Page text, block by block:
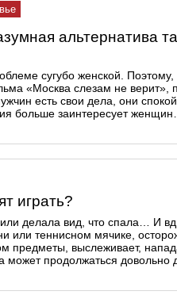
альтернатива
сугубо женской.
«Москва слезам не верит»,
есть свои дела, они
больше заинтересует
играть?
делала вид, что спала… И
или теннисном мячике,
предметы, выслеживает,
может продолжаться довольно